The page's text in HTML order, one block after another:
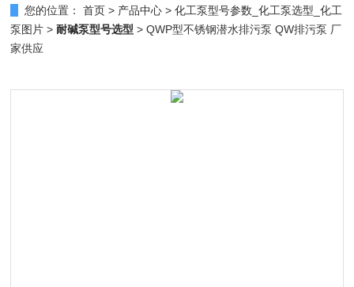
您的位置： 首页 > 产品中心 >化工泵型号参数_化工泵选型_化工
泵图片 >耐碱泵型号选型 > QWP型不锈钢潜水排污泵 QW排污泵 厂
家供应